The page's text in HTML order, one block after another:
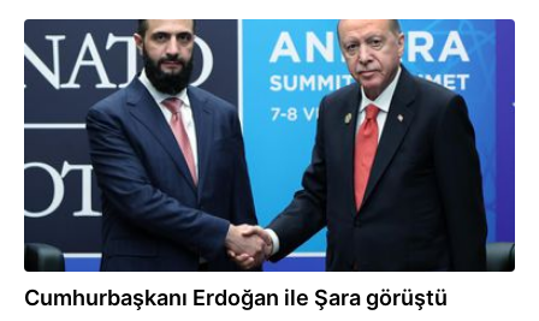
08.07.2026
Cumhurbaşkanı Erdoğan ile Şara görüştü